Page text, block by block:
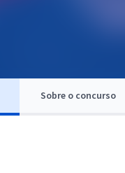
Sobre o concurso